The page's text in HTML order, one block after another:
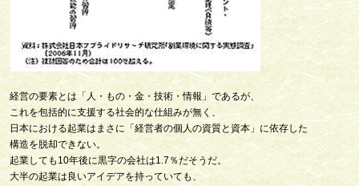
経営の要素とは「人・もの・金・技術・情報」であるが、
これを包括的に支援する社会的な仕組みが無く、
日本における起業はまさに「経営者の個人の資質と資本」に依存した
構造を脱却できない。
起業しても10年後に黒字の会社は1.7％だそうだ。
大半の起業は良いアイデアを持っていても、